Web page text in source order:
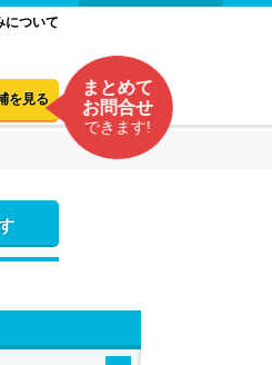
について
を見る
まとめて
お問合せ
できます!